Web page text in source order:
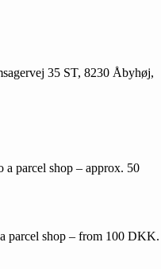
35 ST, 8230 Åbyhøj,
a parcel shop – approx. 50
parcel shop – from 100 DKK.